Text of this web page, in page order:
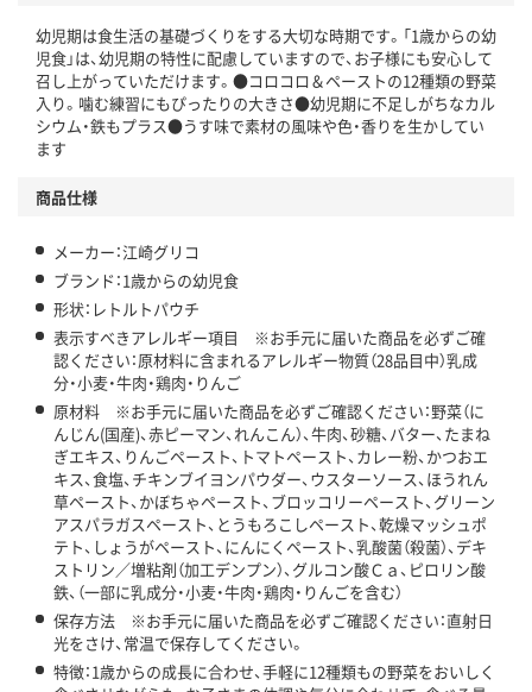
幼児期は食生活の基礎づくりをする大切な時期です。「1歳からの幼
児食」は、幼児期の特性に配慮していますので、お子様にも安心して
召し上がっていただけます。●コロコロ＆ペーストの12種類の野菜
入り。噛む練習にもぴったりの大きさ●幼児期に不足しがちなカル
シウム・鉄もプラス●うす味で素材の風味や色・香りを生かしてい
ます
商品仕様
メーカー：江崎グリコ
ブランド：1歳からの幼児食
形状：レトルトパウチ
表示すべきアレルギー項目 ※お手元に届いた商品を必ずご確
認ください：原材料に含まれるアレルギー物質（28品目中）乳成
分・小麦・牛肉・鶏肉・りんご
原材料 ※お手元に届いた商品を必ずご確認ください：野菜（に
んじん(国産)、赤ピーマン、れんこん）、牛肉、砂糖、バター、たまね
ぎエキス、りんごペースト、トマトペースト、カレー粉、かつおエ
キス、食塩、チキンブイヨンパウダー、ウスターソース、ほうれん
草ペースト、かぼちゃペースト、ブロッコリーペースト、グリーン
アスパラガスペースト、とうもろこしペースト、乾燥マッシュポ
テト、しょうがペースト、にんにくペースト、乳酸菌（殺菌）、デキ
ストリン／増粘剤（加工デンプン）、グルコン酸Ｃａ、ピロリン酸
鉄、（一部に乳成分・小麦・牛肉・鶏肉・りんごを含む）
保存方法 ※お手元に届いた商品を必ずご確認ください：直射日
光をさけ、常温で保存してください。
特徴：1歳からの成長に合わせ、手軽に12種類もの野菜をおいしく